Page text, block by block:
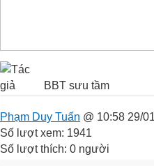
BBT sưu tầm
Phạm Duy Tuấn @ 10:58 29/
Số lượt xem: 1941
Số lượt thích: 0 người